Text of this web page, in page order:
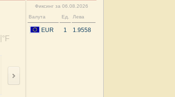
°F
03:00
Фиксинг за 06.08.2026
Валута
Ед. Лева
EUR 1 1.9558